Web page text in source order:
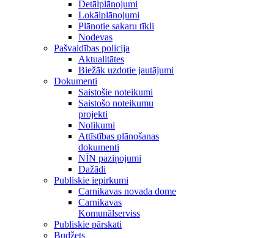
Detālplānojumi
Lokālplānojumi
Plānotie sakaru tīkli
Nodevas
Pašvaldības policija
Aktualitātes
Biežāk uzdotie jautājumi
Dokumenti
Saistošie noteikumi
Saistošo noteikumu
projekti
Nolikumi
Attīstības plānošanas
dokumenti
NĪN paziņojumi
Dažādi
Publiskie iepirkumi
Carnikavas novada dome
Carnikavas
Komunālserviss
Publiskie pārskati
Budžets